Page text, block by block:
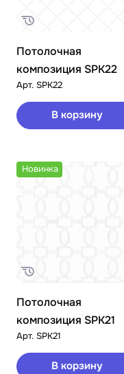
Потолочная
композиция SPK22
Арт. SPK22
В корзину
Новинка
Потолочная
композиция SPK21
Арт. SPK21
В корзину